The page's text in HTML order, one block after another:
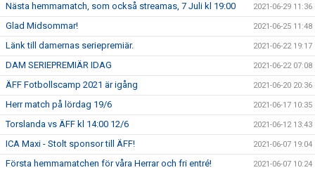
Nästa hemmamatch, som också streamas, 7 Juli kl 19:00 2021-06-29 11:36
Glad Midsommar! 2021-06-25 11:48
Länk till damernas seriepremiär. 2021-06-22 19:17
DAM SERIEPREMIÄR IDAG 2021-06-22 07:08
ÄFF Fotbollscamp 2021 är igång 2021-06-20 20:36
Herr match på lördag 19/6 2021-06-17 10:35
Torslanda vs ÄFF kl 14:00 12/6 2021-06-12 13:43
ICA Maxi - Stolt sponsor till ÄFF! 2021-06-07 19:04
Första hemmamatchen för våra Herrar och fri entré! 2021-06-07 10:24